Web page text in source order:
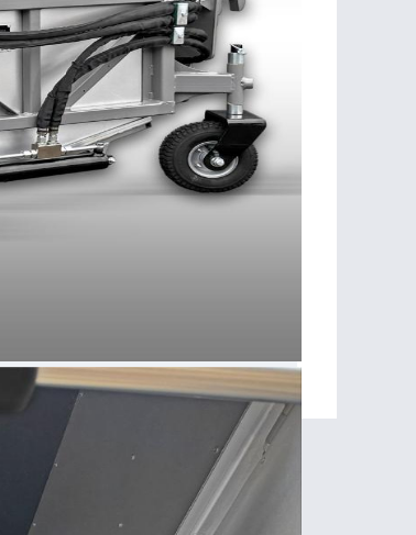
Laissez votre numéro de téléphone :